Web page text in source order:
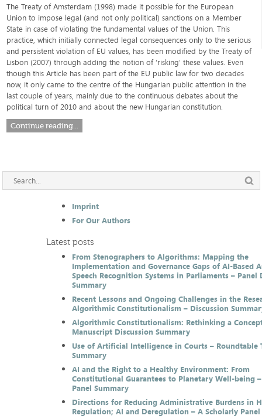
​The Treaty of Amsterdam (1998) made it possible for the European
Union to impose legal (and not only political) sanctions on a Member
State in case of violating the fundamental values of the Union. This
practice, which initially connected legal consequences only to the serious
and persistent violation of EU values, has been modified by the Treaty of
Lisbon (2007) through adding the notion of ‘risking’ these values. Even
though this Article has been part of the EU public law for two decades
now, it only came to the centre of the Hungarian public attention in the
last couple of years, mainly due to the continuous debates about the
political turn of 2010 and about the new Hungarian constitution.
Continue reading...
Imprint
For Our Authors
Latest posts
From Stenographers to Algorithms: Mapping the
Implementation and Governance Gaps of AI-Based
Speech Recognition Systems in Parliaments – Panel
Summary
Recent Lessons and Ongoing Challenges in the
Algorithmic Constitutionalism – Discussion
Algorithmic Constitutionalism: Rethinking a
Manuscript Discussion Summary
Use of Artificial Intelligence in Courts – Roundtable
Summary
AI and the Right to a Healthy Environment: From
Constitutional Guarantees to Planetary Well-being
Panel Summary
Directions for Reducing Administrative Burdens in
Regulation; AI and Deregulation – A Scholarly